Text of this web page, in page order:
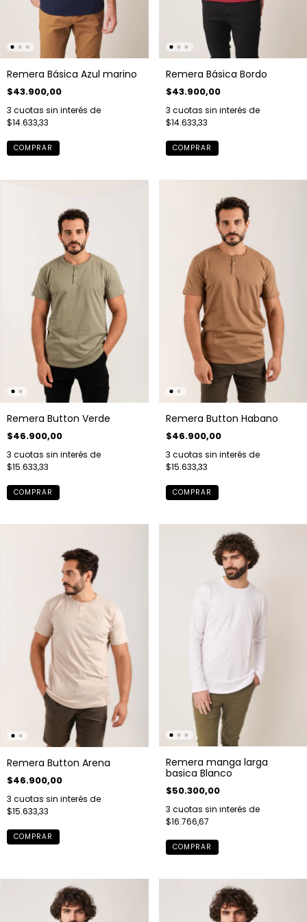
Remera Básica Azul marino
$43.900,00
3 cuotas sin interés de
$14.633,33
COMPRAR
Remera Básica Bordo
$43.900,00
3 cuotas sin interés de
$14.633,33
COMPRAR
Remera Button Verde
$46.900,00
3 cuotas sin interés de
$15.633,33
COMPRAR
Remera Button Habano
$46.900,00
3 cuotas sin interés de
$15.633,33
COMPRAR
Remera Button Arena
$46.900,00
3 cuotas sin interés de
$15.633,33
COMPRAR
Remera manga larga
basica Blanco
$50.300,00
3 cuotas sin interés de
$16.766,67
COMPRAR